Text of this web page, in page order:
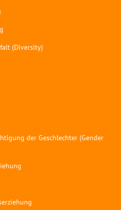
(Diversity)
der Geschlechter (Gender